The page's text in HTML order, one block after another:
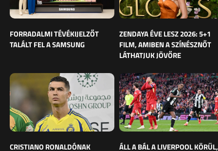
FORRADALMI TÉVÉKIJELZŐT
TALÁLT FEL A SAMSUNG
ZENDAYA ÉVE LESZ 2026: 5+1
FILM, AMIBEN A SZÍNÉSZNŐT
LÁTHATJUK JÖVŐRE
CRISTIANO RONALDÓNAK ÁLL A BÁL A LIVERPOOL KÖRÜL,